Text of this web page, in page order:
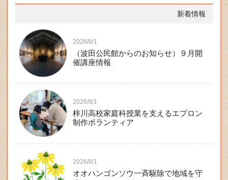
新着情報
2026/8/1
（波田公民館からのお知らせ）９月開
催講座情報
2026/8/1
梓川高校家庭科授業を支えるエプロン
制作ボランティア
2026/8/1
オオハンゴンソウ一斉駆除で地域を守